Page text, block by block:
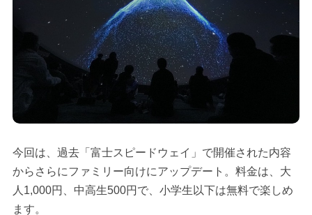
今回は、過去「富士スピードウェイ」で開催された内容
からさらにファミリー向けにアップデート。料金は、大
人1,000円、中高生500円で、小学生以下は無料で楽しめ
ます。